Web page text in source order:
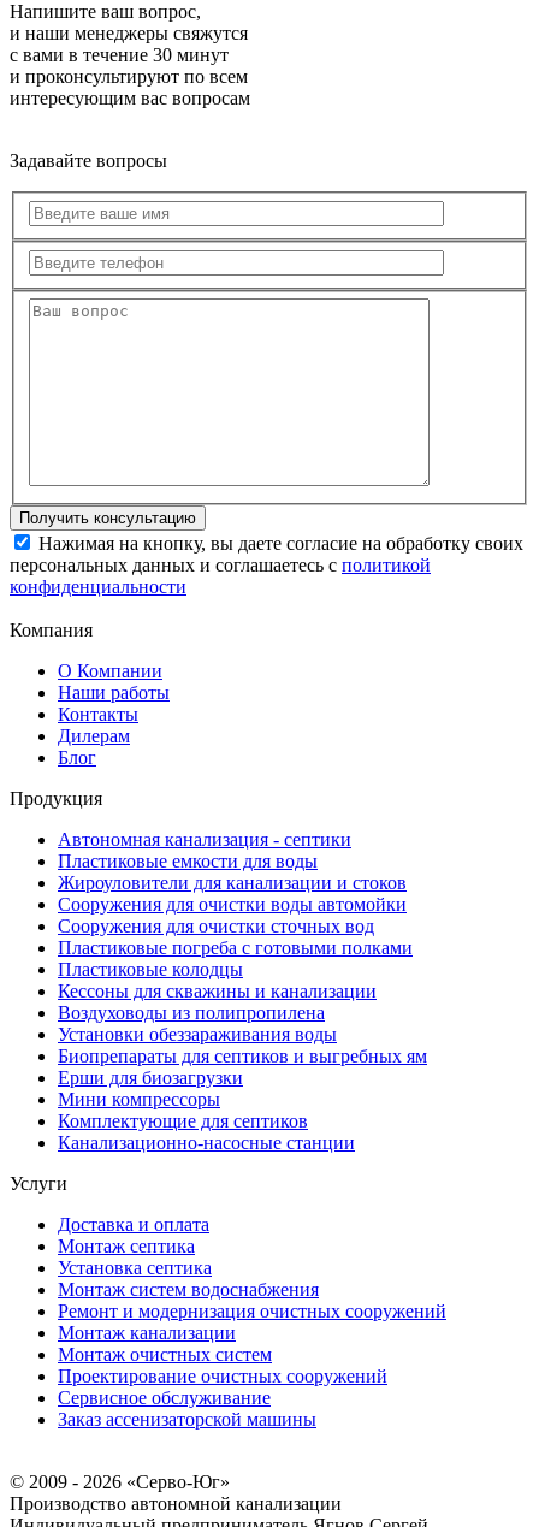
Напишите ваш вопрос,
и наши менеджеры свяжутся
с вами в течение 30 минут
и проконсультируют по всем
интересующим вас вопросам
Задавайте вопросы
Нажимая на кнопку, вы даете согласие на обработку своих
персональных данных и соглашаетесь с политикой
конфиденциальности
Компания
О Компании
Наши работы
Контакты
Дилерам
Блог
Продукция
Автономная канализация - септики
Пластиковые емкости для воды
Жироуловители для канализации и стоков
Сооружения для очистки воды автомойки
Сооружения для очистки сточных вод
Пластиковые погреба с готовыми полками
Пластиковые колодцы
Кессоны для скважины и канализации
Воздуховоды из полипропилена
Установки обеззараживания воды
Биопрепараты для септиков и выгребных ям
Ерши для биозагрузки
Мини компрессоры
Комплектующие для септиков
Канализационно-насосные станции
Услуги
Доставка и оплата
Монтаж септика
Установка септика
Монтаж систем водоснабжения
Ремонт и модернизация очистных сооружений
Монтаж канализации
Монтаж очистных систем
Проектирование очистных сооружений
Сервисное обслуживание
Заказ ассенизаторской машины
© 2009 - 2026 «Серво-Юг»
Производство автономной канализации